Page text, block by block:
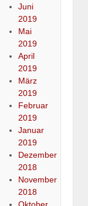
Juni
2019
Mai
2019
April
2019
März
2019
Februar
2019
Januar
2019
Dezember
2018
November
2018